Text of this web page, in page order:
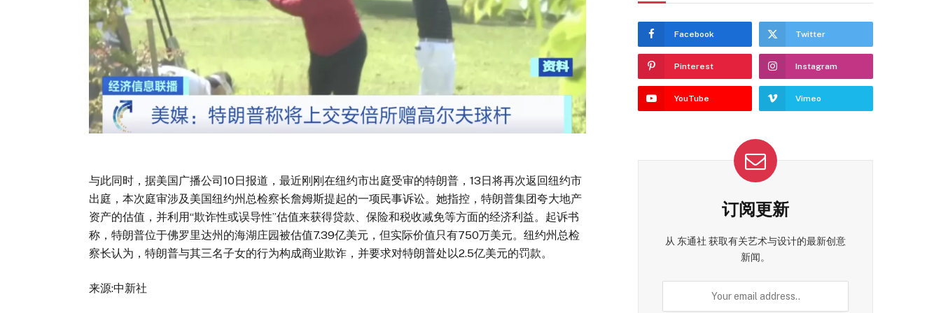
与此同时，据美国广播公司10日报道，最近刚刚在纽约市出庭受审的特朗普，13日将再次返回纽约市
出庭，本次庭审涉及美国纽约州总检察长詹姆斯提起的一项民事诉讼。她指控，特朗普集团夸大地产
资产的估值，并利用“欺诈性或误导性”估值来获得贷款、保险和税收减免等方面的经济利益。起诉书
称，特朗普位于佛罗里达州的海湖庄园被估值7.39亿美元，但实际价值只有750万美元。纽约州总检
察长认为，特朗普与其三名子女的行为构成商业欺诈，并要求对特朗普处以2.5亿美元的罚款。
来源:中新社
Facebook Twitter
Pinterest Instagram
YouTube Vimeo
订阅更新
从 东通社 获取有关艺术与设计的最新创意
新闻。